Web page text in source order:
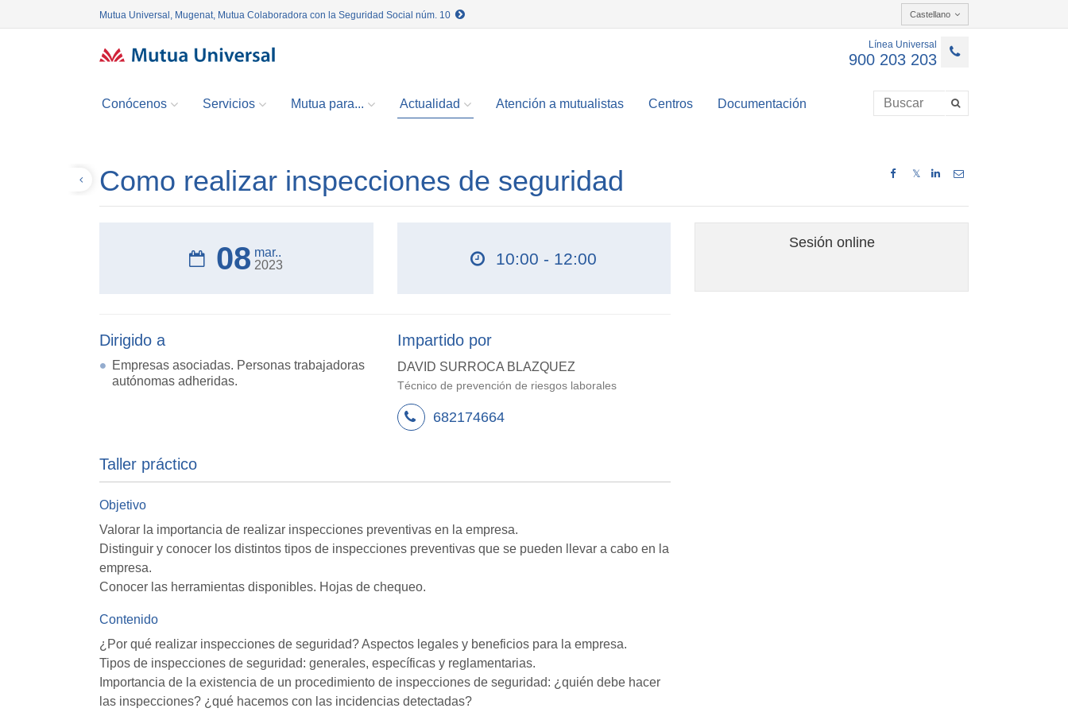
Mutua Universal, Mugenat, Mutua Colaboradora con la Seguridad Social núm. 10 Castellano
Línea Universal
900 203 203
Conócenos Servicios Mutua para... Actualidad Atención a mutualistas Centros Documentación
𝕏
Como realizar inspecciones de seguridad
08 mar..
2023
10:00 - 12:00
Dirigido a
Empresas asociadas. Personas trabajadoras
autónomas adheridas.
Impartido por
DAVID SURROCA BLAZQUEZ
Técnico de prevención de riesgos laborales
682174664
Taller práctico
Objetivo
Valorar la importancia de realizar inspecciones preventivas en la empresa.
Distinguir y conocer los distintos tipos de inspecciones preventivas que se pueden llevar a cabo en la
empresa.
Conocer las herramientas disponibles. Hojas de chequeo.
Contenido
¿Por qué realizar inspecciones de seguridad? Aspectos legales y beneficios para la empresa.
Tipos de inspecciones de seguridad: generales, específicas y reglamentarias.
Importancia de la existencia de un procedimiento de inspecciones de seguridad: ¿quién debe hacer
las inspecciones? ¿qué hacemos con las incidencias detectadas?
Sesión online